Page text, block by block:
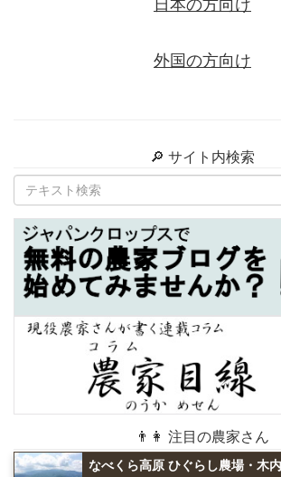
日本の方向け
外国の方向け
🔎 サイト内検索
👨👩 注目の農家さん
なべくら高原 ひぐらし農場・木